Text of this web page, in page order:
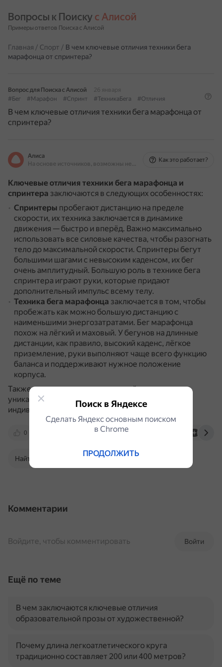
Вопросы к Поиску с Алисой
Примеры ответов Поиска с Алисой
Главная / Спорт / В чем ключевые отличия техники бега
марафонца от спринтера?
Вопрос для Поиска с Алисой
26 января
#Бег
#Марафон #Спринт #ТехникаБега #Отличия
В чем ключевые отличия техники бега марафонца от
спринтера?
Алиса
На основе источников, возможны неточности
Как это работает?
Ключевые отличия техники бега марафонца и
спринтера заключаются в следующих особенностях:
Спринтеры пробегают дистанцию на пределе
скорости, их техника заключается в динамике
движения — быстро и вперёд. Важно максимально
использовать все силовые качества, чтобы разогнать
тело до максимальной скорости. Спринтеры бегут
большими шагами с невысоким каденсом, их бег
очень амплитудный. Большую роль в технике бега
спринтера играют руки, которые придают
дополнительный импульс всему телу.
Техника бега марафонца заключается в том, чтобы
пробежать как можно большую дистанцию с
наименьшими энергозатратами. Бег марафонца
похож на лёгкий и маховый. У бегунов на длинные
дистанции, как правило, высокий каденс, лёгкое
приземление, руки выполняют чаще всего функцию
баланса и поддерживают нужное положение
корпуса.
Также стоит отметить, что каждый спортсмен
уникален, и техники бега должны подбираться
индивидуально.
0 marathonec.ru dzen.ru
Найти в Поиске
Комментарии
Войти
Войдите, чтобы комментировать
Ещё по теме
В чем заключаются ключевые отличия
образовательной прозы от художественной?
Почему длина легкоатлетического круга
традиционно составляет 200 или 400 метров?
Поиск в Яндексе
Сделать Яндекс основным поиском
в Сhrome
ПРОДОЛЖИТЬ